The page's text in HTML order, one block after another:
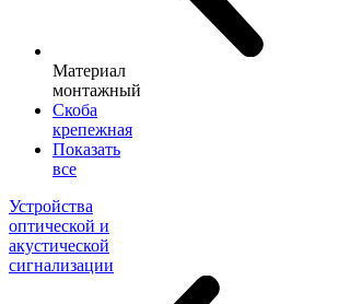
Материал
монтажный
Скоба
крепежная
Показать
все
Устройства
оптической и
акустической
сигнализации